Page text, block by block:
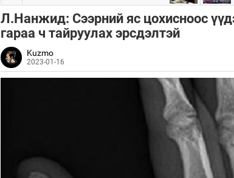
Л.Нанжид: Сээрний яс цохисноос
гараа ч тайруулах эрсдэлтэй
Kuzmo
2023-01-16